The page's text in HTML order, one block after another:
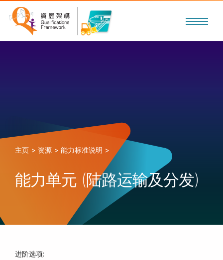
主页 > 资源 > 能力标准说明 >
能力单元 (陆路运输及分发)
进阶选项: